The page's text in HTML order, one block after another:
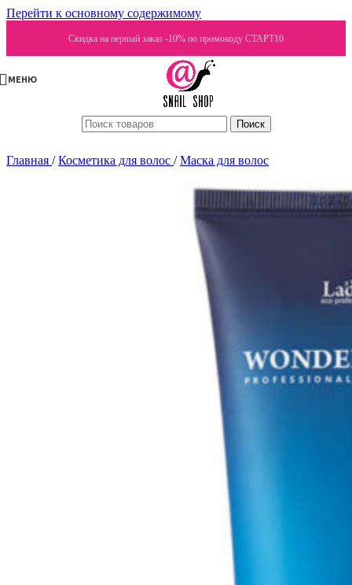
Перейти к основному содержимому
Скидка на первый заказ -10% по промокоду СТАРТ10
МЕНЮ
Поиск
Главная / Косметика для волос / Маска для волос